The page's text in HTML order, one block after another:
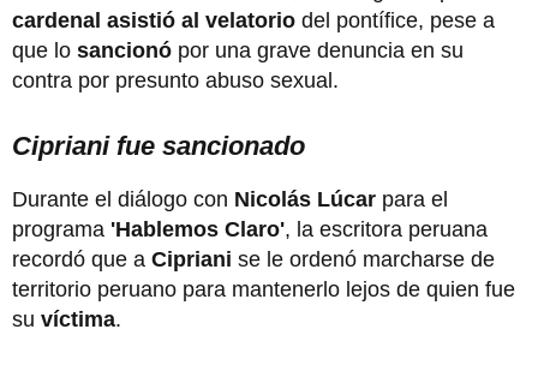
cardenal asistió al velatorio del pontífice, pese a
que lo sancionó por una grave denuncia en su
contra por presunto abuso sexual.
Cipriani fue sancionado
Durante el diálogo con Nicolás Lúcar para el
programa 'Hablemos Claro', la escritora peruana
recordó que a Cipriani se le ordenó marcharse de
territorio peruano para mantenerlo lejos de quien fue
su víctima.